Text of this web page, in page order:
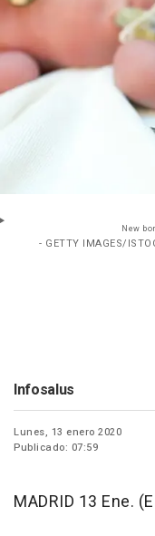
New
- GETTY IMAGES/
Infosalus
Lunes, 13 enero 2020
Publicado: 07:59
MADRID 13 Ene.